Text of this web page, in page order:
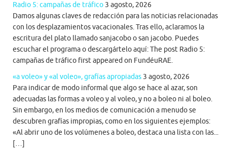
Radio 5: campañas de tráfico 3 agosto, 2026
Damos algunas claves de redacción para las noticias relacionadas
con los desplazamientos vacacionales. Tras ello, aclaramos la
escritura del plato llamado sanjacobo o san jacobo. Puedes
escuchar el programa o descargártelo aquí: The post Radio 5:
campañas de tráfico first appeared on FundéuRAE.
«a voleo» y «al voleo», grafías apropiadas 3 agosto, 2026
Para indicar de modo informal que algo se hace al azar, son
adecuadas las formas a voleo y al voleo, y no a boleo ni al boleo.
Sin embargo, en los medios de comunicación a menudo se
descubren grafías impropias, como en los siguientes ejemplos:
«Al abrir uno de los volúmenes a boleo, destaca una lista con las...
[…]